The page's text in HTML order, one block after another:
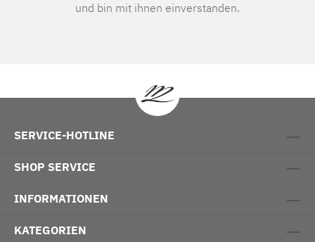
und bin mit ihnen einverstanden.
SERVICE-HOTLINE
SHOP SERVICE
INFORMATIONEN
KATEGORIEN